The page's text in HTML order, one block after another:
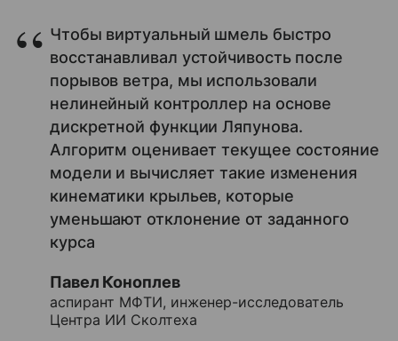
Чтобы виртуальный шмель быстро
восстанавливал устойчивость после
порывов ветра, мы использовали
нелинейный контроллер на основе
дискретной функции Ляпунова.
Алгоритм оценивает текущее состояние
модели и вычисляет такие изменения
кинематики крыльев, которые
уменьшают отклонение от заданного
курса
Павел Коноплев
аспирант МФТИ, инженер-исследователь
Центра ИИ Сколтеха